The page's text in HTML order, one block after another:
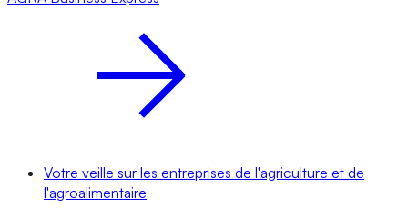
Votre veille sur les entreprises de l'agriculture et de
l'agroalimentaire